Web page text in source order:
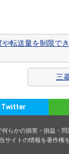
転送量を制限でき
三
Twitter
らかの損害・損益・
サイトの情報を著作